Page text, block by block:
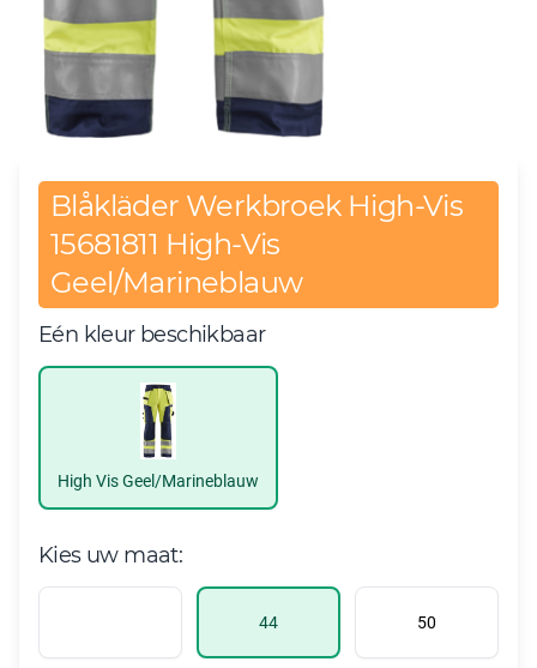
Blåkläder Werkbroek High-Vis
15681811 High-Vis
Geel/Marineblauw
Eén kleur beschikbaar
High Vis Geel/Marineblauw
Kies uw maat:
44 50